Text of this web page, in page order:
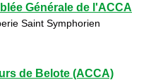
Générale de l'ACCA
Saint Symphorien
de Belote (ACCA)